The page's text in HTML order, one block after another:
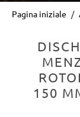
Pagina iniziale
150